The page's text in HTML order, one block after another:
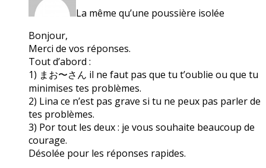
La même qu’une poussière isolée
Bonjour,
Merci de vos réponses.
Tout d’abord :
1) まお〜さん il ne faut pas que tu t’oublie ou que tu
minimises tes problèmes.
2) Lina ce n’est pas grave si tu ne peux pas parler de
tes problèmes.
3) Por tout les deux : je vous souhaite beaucoup de
courage.
Désolée pour les réponses rapides.